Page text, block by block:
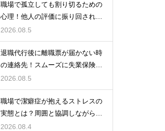
職場で孤立しても割り切るための
心理！他人の評価に振り回されな
いための術
2026.08.5
退職代行後に離職票が届かない時
の連絡先！スムーズに失業保険を
もらう術
2026.08.5
職場で潔癖症が抱えるストレスの
実態とは？周囲と協調しながら快
適に働く術
2026.08.4